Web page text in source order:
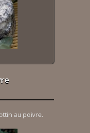
au poivre.